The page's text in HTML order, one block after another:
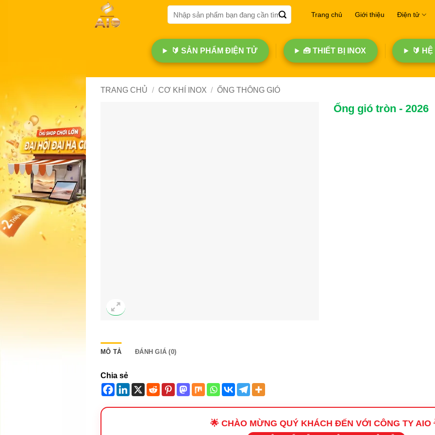
qua
nội
Tìm
kiếm:
Trang chủ Giới thiệu Điện tử
🔰 SẢN PHẨM ĐIỆN TỬ 🧰 THIẾT BỊ INOX 🔰
TRANG CHỦ / CƠ KHÍ INOX / ỐNG THÔNG GIÓ
Ống gió tròn - 2026
MÔ TẢ ĐÁNH GIÁ (0)
Chia sẻ
🌟 CHÀO MỪNG QUÝ KHÁCH ĐẾN VỚI CÔNG TY AIO